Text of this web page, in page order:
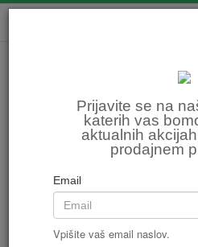
Prijavite se na
katerih vas
aktualnih
prodajnem
Email
Vpišite vaš email naslov.